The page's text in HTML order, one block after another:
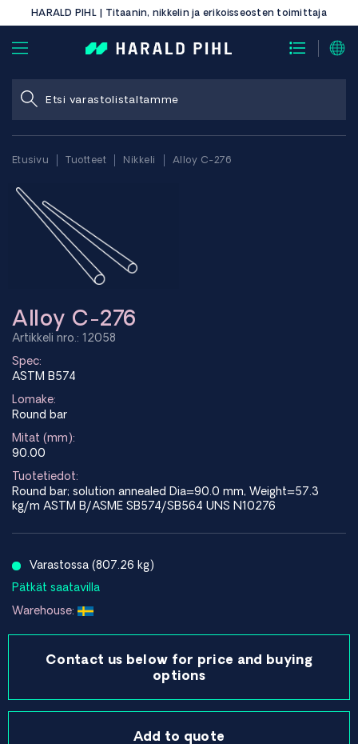
HARALD PIHL | Titaanin, nikkelin ja erikoisseosten toimittaja
Etusivu Tuotteet Nikkeli Alloy C-276
Alloy C-276
Artikkeli nro.: 12058
Spec:
ASTM B574
Lomake:
Round bar
Mitat (mm):
90.00
Tuotetiedot:
Round bar; solution annealed Dia=90.0 mm, Weight=57.3
kg/m ASTM B/ASME SB574/SB564 UNS N10276
Varastossa (807.26 kg)
Pätkät saatavilla
Warehouse:
Contact us below for price and buying
options
Add to quote